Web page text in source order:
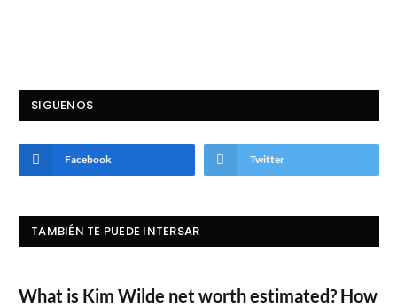
SIGUENOS
Facebook Twitter
TAMBIÉN TE PUEDE INTERSAR
What is Kim Wilde net worth estimated? How